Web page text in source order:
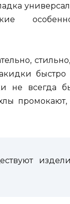
не всегда
промокают,